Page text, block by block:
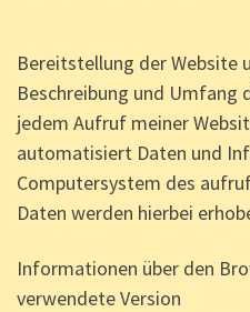
Bereitstellung der Website
Beschreibung und Umfang
jedem Aufruf meiner
automatisiert Daten und
Computersystem des
Daten werden hierbei
Informationen über den
verwendete Version